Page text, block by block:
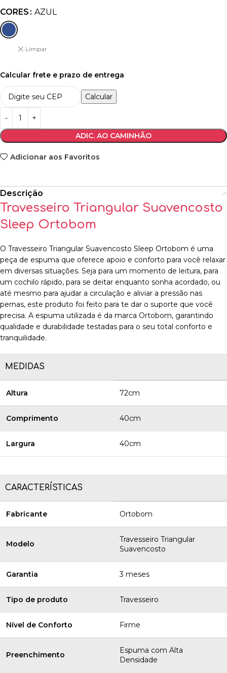
CORES AZUL
Limpar
Calcular frete e prazo de entrega
Calcular
ADIC. AO CAMINHÃO
Adicionar aos Favoritos
Descrição
Travesseiro Triangular Suavencosto
Sleep Ortobom
O Travesseiro Triangular Suavencosto Sleep Ortobom é uma
peça de espuma que oferece apoio e conforto para você relaxar
em diversas situações. Seja para um momento de leitura, para
um cochilo rápido, para se deitar enquanto sonha acordado, ou
até mesmo para ajudar a circulação e aliviar a pressão nas
pernas, este produto foi feito para te dar o suporte que você
precisa. A espuma utilizada é da marca Ortobom, garantindo
qualidade e durabilidade testadas para o seu total conforto e
tranquilidade.
MEDIDAS
Altura 72cm
Comprimento 40cm
Largura 40cm
CARACTERÍSTICAS
Fabricante Ortobom
Modelo
Travesseiro Triangular
Suavencosto
Garantia 3 meses
Tipo de produto Travesseiro
Nível de Conforto Firme
Preenchimento
Espuma com Alta
Densidade